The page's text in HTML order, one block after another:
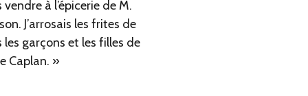
à l’épicerie de M.
J’arrosais les frites de
les garçons et les filles de
Caplan. »